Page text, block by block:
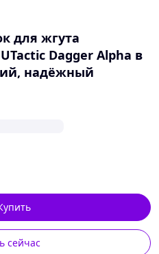
для жгута
Dagger Alpha в
надёжный
сейчас